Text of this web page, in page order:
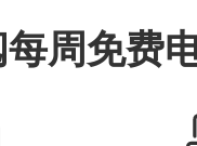
周免费